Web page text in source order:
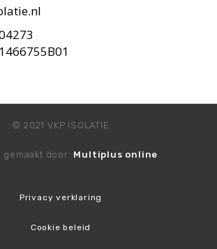
© 2021 VKP ISOLATIE
gemaakt door: Multiplus online
Privacy verklaring
Cookie beleid